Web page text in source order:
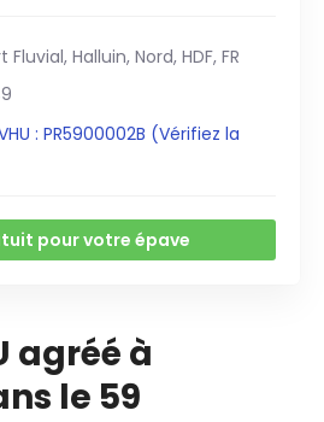
Halluin, Nord, HDF, FR
: PR5900002B (Vérifiez la
pour votre épave
agréé à
le 59